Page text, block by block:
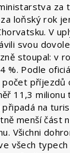
za
loňský rok
V
svou
stoupal: v
%. Podle
příjezdů
11,3 milionu
na
menší část
Všichni
všech